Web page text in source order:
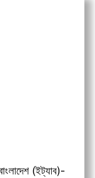
(ইট্যাব)-